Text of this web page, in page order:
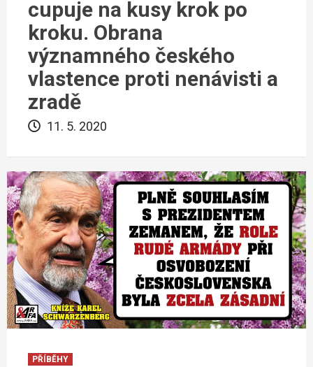
cupuje na kusy krok po
kroku. Obrana
významného českého
vlastence proti nenávisti a
zradě
11. 5. 2020
PŘÍBĚHY